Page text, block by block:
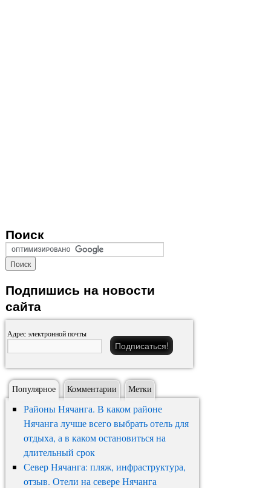
Поиск
Подпишись на новости
сайта
Адрес электронной почты
Популярное Комментарии Метки
Районы Нячанга. В каком районе
Нячанга лучше всего выбрать отель для
отдыха, а в каком остановиться на
длительный срок
Север Нячанга: пляж, инфраструктура,
отзыв. Отели на севере Нячанга